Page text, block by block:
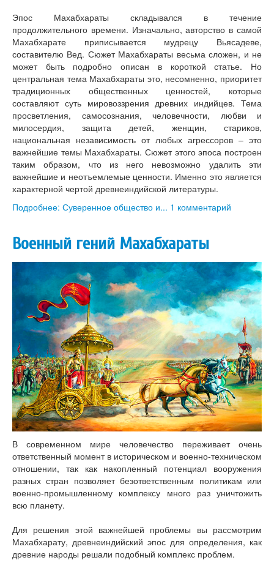
Эпос Махабхараты складывался в течение
продолжительного времени. Изначально, авторство в самой
Махабхарате приписывается мудрецу Вьясадеве,
составителю Вед. Сюжет Махабхараты весьма сложен, и не
может быть подробно описан в короткой статье. Но
центральная тема Махабхараты это, несомненно, приоритет
традиционных общественных ценностей, которые
составляют суть мировоззрения древних индийцев. Тема
просветления, самосознания, человечности, любви и
милосердия, защита детей, женщин, стариков,
национальная независимость от любых агрессоров – это
важнейшие темы Махабхараты. Сюжет этого эпоса построен
таким образом, что из него невозможно удалить эти
важнейшие и неотъемлемые ценности. Именно это является
характерной чертой древнеиндийской литературы.
Подробнее: Суверенное общество и... 1 комментарий
Военный гений Махабхараты
В современном мире человечество переживает очень
ответственный момент в историческом и военно-техническом
отношении, так как накопленный потенциал вооружения
разных стран позволяет безответственным политикам или
военно-промышленному комплексу много раз уничтожить
всю планету.
Для решения этой важнейшей проблемы вы рассмотрим
Махабхарату, древнеиндийский эпос для определения, как
древние народы решали подобный комплекс проблем.